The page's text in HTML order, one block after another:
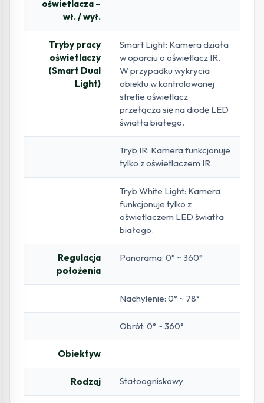
oświetlacza –
wł. / wył.
Tryby pracy
oświetlaczy
(Smart Dual
Light)
Smart Light: Kamera działa
w oparciu o oświetlacz IR.
W przypadku wykrycia
obiektu w kontrolowanej
strefie oświetlacz
przełącza się na diodę LED
światła białego.
Tryb IR: Kamera funkcjonuje
tylko z oświetlaczem IR.
Tryb White Light: Kamera
funkcjonuje tylko z
oświetlaczem LED światła
białego.
Regulacja
położenia
Panorama: 0° ~ 360°
Nachylenie: 0° ~ 78°
Obrót: 0° ~ 360°
Obiektyw
Rodzaj Stałoogniskowy